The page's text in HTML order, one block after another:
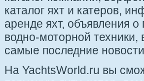
каталог яхт и катеров,
аренде яхт, объявления
водно-моторной
самые последние
На YachtsWorld.ru вы